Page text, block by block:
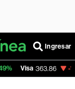
Ingresar
-1.78%